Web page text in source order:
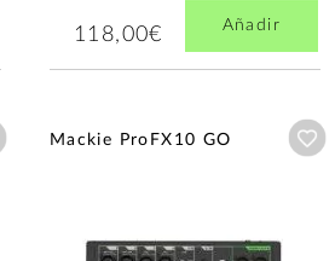
118,00€ Añadir
Añadir a wishlist
Mackie ProFX10 GO